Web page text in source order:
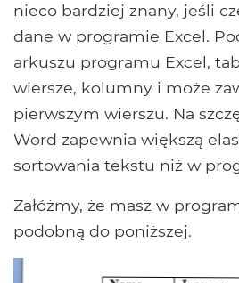
nieco bardziej znany, jeśli
dane w programie Excel.
arkuszu programu Excel,
wiersze, kolumny i może
pierwszym wierszu. Na
Word zapewnia większą
sortowania tekstu niż w
Załóżmy, że masz w
podobną do poniższej.